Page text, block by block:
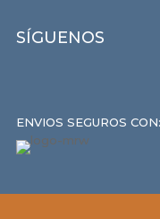
SÍGUENOS
ENVIOS SEGUROS CON: